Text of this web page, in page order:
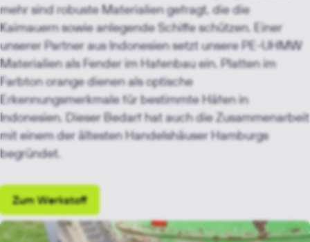
mehr sind robuste Materialien gefragt, die die
Kaimauern sowie anlegende Schiffe schützen. Einer
unserer Partner aus Indonesien setzt unsere PE-UHMW
Materialien als Fender im Hafenbau ein. Platten im
Farbton orange dienen als optische
Erkennungsmerkmale für bestimmte Häfen in
Indonesien. Dieser Bedarf hat auch die Zusammenarbeit
mit einem der ältesten Handelshäuser Hamburgs
begründet.
Zum Werkstoff